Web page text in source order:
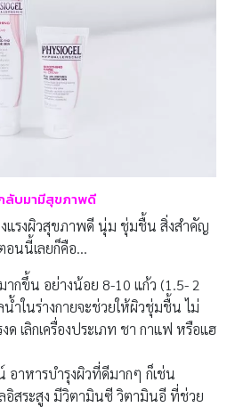
ลับมามีสุขภาพดี
แรงผิวสุขภาพดี นุ่ม ชุ่มชื้น สิ่งสำคัญ
อนนี้เลยก็คือ…
ากขึ้น อย่างน้อย 8-10 แก้ว (1.5- 2
ำในร่างกายจะช่วยให้ผิวชุ่มชื้น ไม่
เลิกเครื่องประเภท ชา กาแฟ หรือแฮ
าหารบำรุงผิวที่ดีมากๆ ก็เช่น
สระสูง มีวิตามินซี วิตามินอี ที่ช่วย